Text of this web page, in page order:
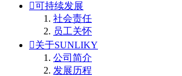
可持续发展
社会责任
员工关怀
关于SUNLIKY
公司简介
发展历程